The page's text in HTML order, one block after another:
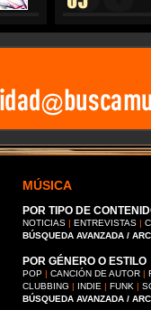
MÚSICA
POR TIPO DE
NOTICIAS | ENTREVISTAS |
BÚSQUEDA AVANZADA /
POR GÉNERO O ESTILO
POP | CANCIÓN DE AUTOR |
CLUBBING | INDIE | FUNK |
BÚSQUEDA AVANZADA /